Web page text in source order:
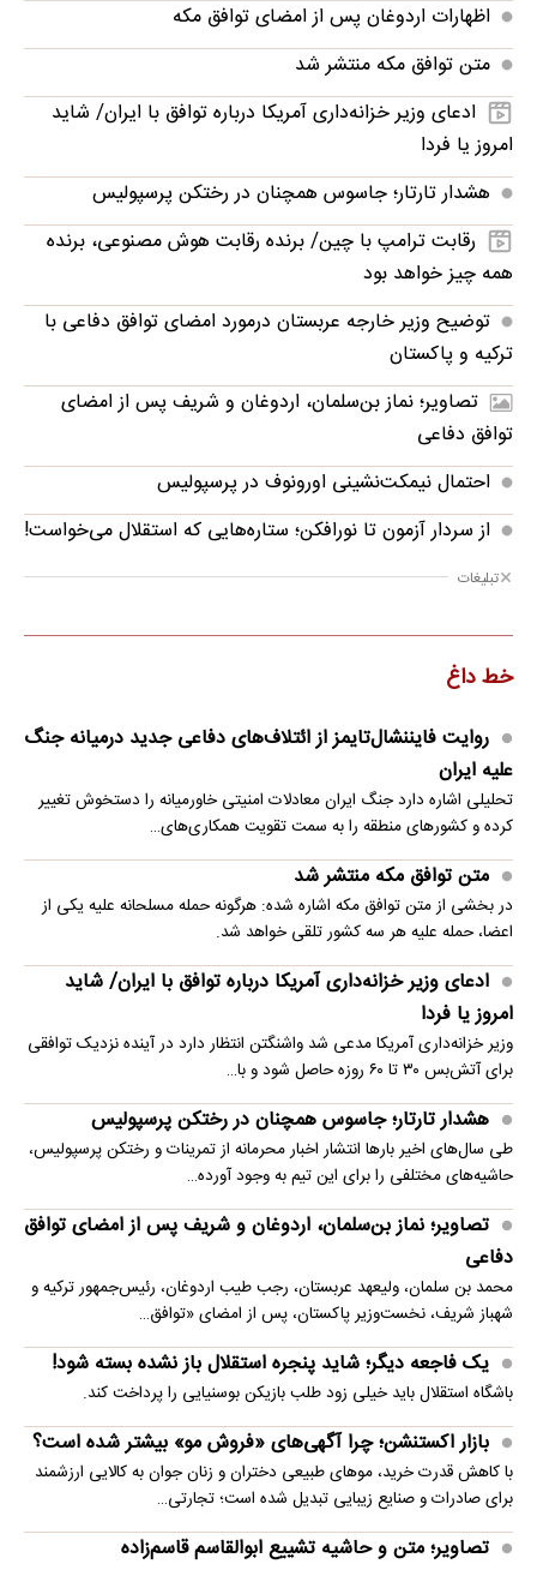
اظهارات اردوغان پس از امضای توافق مکه
متن توافق مکه منتشر شد
ادعای وزیر خزانه‌داری آمریکا درباره توافق با ایران/ شاید
امروز یا فردا
هشدار تارتار؛ جاسوس همچنان در رختکن پرسپولیس
رقابت ترامپ با چین/ برنده رقابت هوش مصنوعی، برنده
همه چیز خواهد بود
توضیح وزیر خارجه عربستان درمورد امضای توافق دفاعی با
ترکیه و پاکستان
تصاویر؛ نماز بن‌سلمان، اردوغان و شریف پس از امضای
توافق دفاعی
احتمال نیمکت‌نشینی اورونوف در پرسپولیس
از سردار آزمون تا نورافکن؛ ستاره‌هایی که استقلال می‌خواست!
تبلیغات
خط داغ
روایت فایننشال‌تایمز از ائتلاف‌های دفاعی جدید درمیانه جنگ
علیه ایران
تحلیلی اشاره دارد جنگ ایران معادلات امنیتی خاورمیانه را دستخوش تغییر
کرده و کشورهای منطقه را به سمت تقویت همکاری‌های…
متن توافق مکه منتشر شد
در بخشی از متن توافق مکه اشاره شده: هرگونه حمله مسلحانه علیه یکی از
اعضا، حمله علیه هر سه کشور تلقی خواهد شد.
ادعای وزیر خزانه‌داری آمریکا درباره توافق با ایران/ شاید
امروز یا فردا
وزیر خزانه‌داری آمریکا مدعی شد واشنگتن انتظار دارد در آینده نزدیک توافقی
برای آتش‌بس ۳۰ تا ۶۰ روزه حاصل شود و با…
هشدار تارتار؛ جاسوس همچنان در رختکن پرسپولیس
طی سال‌های اخیر بارها انتشار اخبار محرمانه از تمرینات و رختکن پرسپولیس،
حاشیه‌های مختلفی را برای این تیم به وجود آورده…
تصاویر؛ نماز بن‌سلمان، اردوغان و شریف پس از امضای توافق
دفاعی
محمد بن سلمان، ولیعهد عربستان، رجب طیب اردوغان، رئیس‌جمهور ترکیه و
شهباز شریف، نخست‌وزیر پاکستان، پس از امضای «توافق…
یک فاجعه دیگر؛ شاید پنجره استقلال باز نشده بسته شود!
باشگاه استقلال باید خیلی زود طلب بازیکن بوسنیایی را پرداخت کند.
بازار اکستنشن؛ چرا آگهی‌های «فروش مو» بیشتر شده است؟
با کاهش قدرت خرید، موهای طبیعی دختران و زنان جوان به کالایی ارزشمند
برای صادرات و صنایع زیبایی تبدیل شده است؛ تجارتی…
تصاویر؛ متن و حاشیه تشییع ابوالقاسم قاسم‌زاده